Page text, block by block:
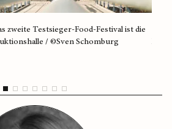
zweite Testsieger-Food-Festival ist die
/ ©Sven Schomburg